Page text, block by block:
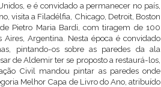
e é convidado a permanecer no país,
visita a Filadélfia, Chicago, Detroit, Boston
Pietro Maria Bardi, com tiragem de 100
Argentina. Nesta época é convidado
pintando-os sobre as paredes da ala
de Aldemir ter se proposto a restaurá-los,
Civil mandou pintar as paredes onde
Melhor Capa de Livro do Ano, atribuído